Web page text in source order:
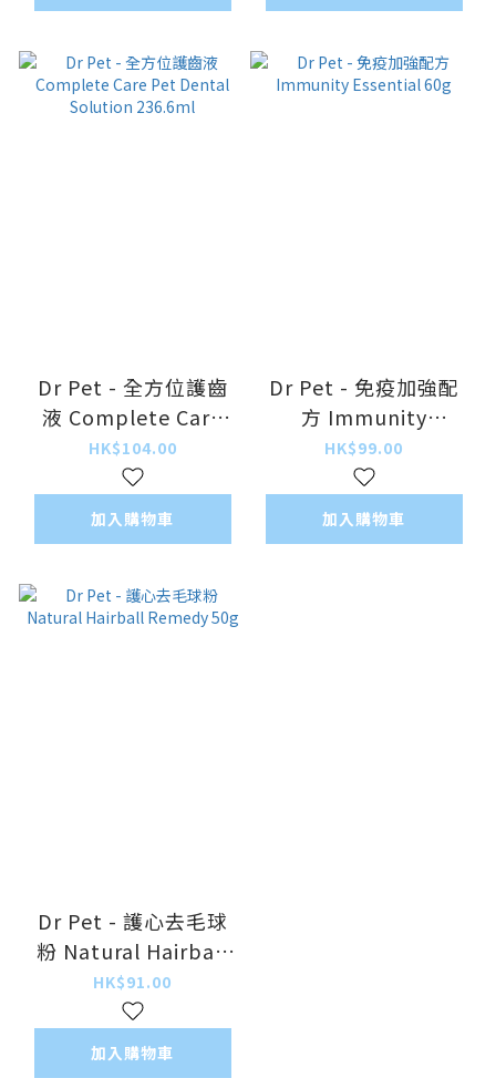
Dr Pet - 全方位護齒
液 Complete Care
Pet Dental Solution
236.6ml
HK$104.00
加入購物車
Dr Pet - 免疫加強配
方 Immunity
Essential 60g
HK$99.00
加入購物車
Dr Pet - 護心去毛球
粉 Natural Hairball
Remedy 50g
HK$91.00
加入購物車